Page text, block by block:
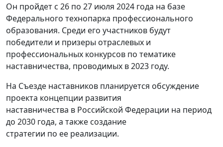
Он пройдет с 26 по 27 июля 2024 года на базе
Федерального технопарка профессионального
образования. Среди его участников будут
победители и призеры отраслевых и
профессиональных конкурсов по тематике
наставничества, проводимых в 2023 году.
На Съезде наставников планируется обсуждение
проекта концепции развития
наставничества в Российской Федерации на период
до 2030 года, а также создание
стратегии по ее реализации.